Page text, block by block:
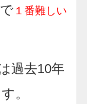
１番難しい
過去10年
。